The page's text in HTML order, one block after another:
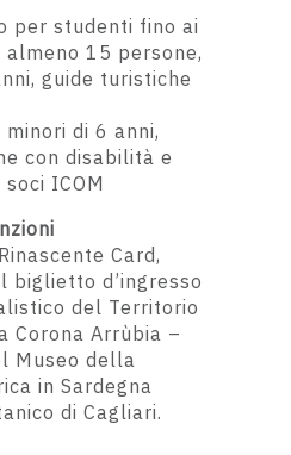
per studenti fino ai
15 persone,
guide turistiche
minori di 6 anni,
con disabilità e
soci ICOM
Card,
biglietto d’ingresso
del Territorio
Corona Arrùbia –
Museo della
in Sardegna
di Cagliari.